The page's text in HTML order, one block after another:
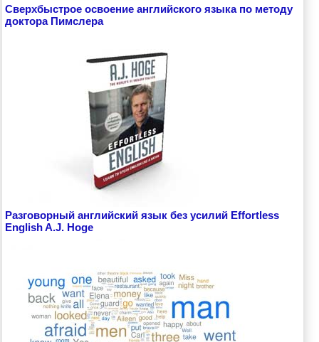
Сверхбыстрое освоение английского языка по методу
доктора Пимслера
Разговорный английский язык без усилий Effortless
English A.J. Hoge